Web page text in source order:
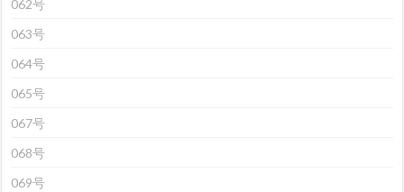
062号
063号
064号
065号
067号
068号
069号